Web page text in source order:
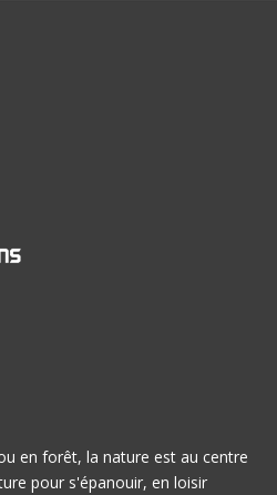
en forêt, la nature est au centre
pour s'épanouir, en loisir